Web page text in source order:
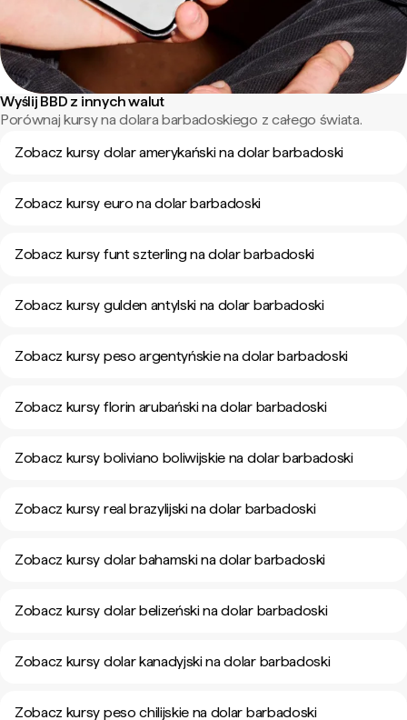
Wyślij BBD z innych walut
Porównaj kursy na dolara barbadoskiego z całego świata.
Zobacz kursy dolar amerykański na dolar barbadoski
Zobacz kursy euro na dolar barbadoski
Zobacz kursy funt szterling na dolar barbadoski
Zobacz kursy gulden antylski na dolar barbadoski
Zobacz kursy peso argentyńskie na dolar barbadoski
Zobacz kursy florin arubański na dolar barbadoski
Zobacz kursy boliviano boliwijskie na dolar barbadoski
Zobacz kursy real brazylijski na dolar barbadoski
Zobacz kursy dolar bahamski na dolar barbadoski
Zobacz kursy dolar belizeński na dolar barbadoski
Zobacz kursy dolar kanadyjski na dolar barbadoski
Zobacz kursy peso chilijskie na dolar barbadoski